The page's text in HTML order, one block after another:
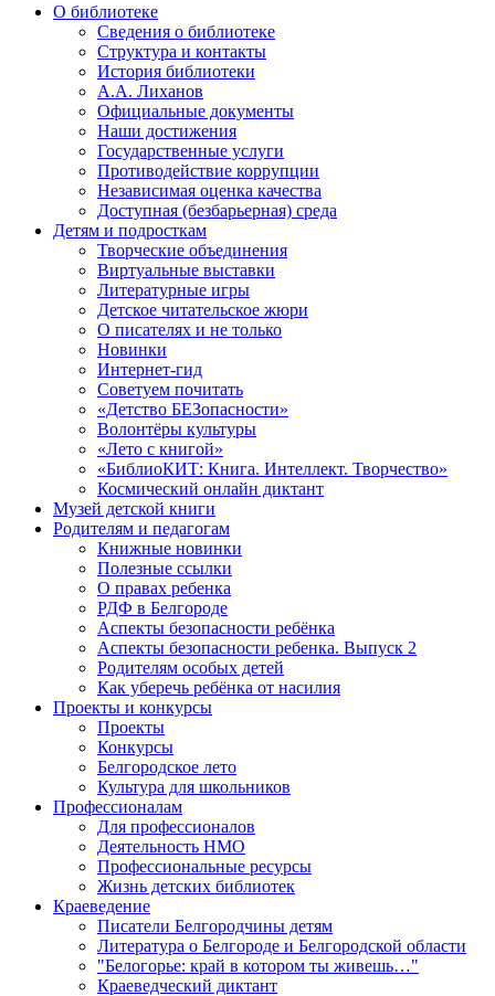
О библиотеке
Сведения о библиотеке
Структура и контакты
История библиотеки
А.А. Лиханов
Официальные документы
Наши достижения
Государственные услуги
Противодействие коррупции
Независимая оценка качества
Доступная (безбарьерная) среда
Детям и подросткам
Творческие объединения
Виртуальные выставки
Литературные игры
Детское читательское жюри
О писателях и не только
Новинки
Интернет-гид
Советуем почитать
«Детство БЕЗопасности»
Волонтёры культуры
«Лето с книгой»
«БиблиоКИТ: Книга. Интеллект. Творчество»
Космический онлайн диктант
Музей детской книги
Родителям и педагогам
Книжные новинки
Полезные ссылки
О правах ребенка
РДФ в Белгороде
Аспекты безопасности ребёнка
Аспекты безопасности ребенка. Выпуск 2
Родителям особых детей
Как уберечь ребёнка от насилия
Проекты и конкурсы
Проекты
Конкурсы
Белгородское лето
Культура для школьников
Профессионалам
Для профессионалов
Деятельность НМО
Профессиональные ресурсы
Жизнь детских библиотек
Краеведение
Писатели Белгородчины детям
Литература о Белгороде и Белгородской области
"Белогорье: край в котором ты живешь…"
Краеведческий диктант